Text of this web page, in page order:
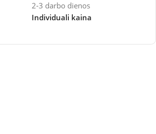
2-3 darbo dienos
Individuali kaina